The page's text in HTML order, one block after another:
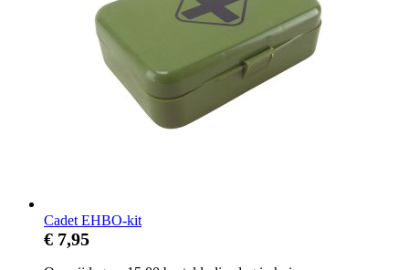
Cadet EHBO-kit
€ 7,95